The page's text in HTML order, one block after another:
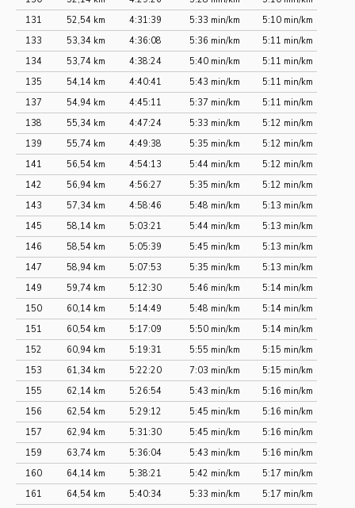
131
52,54 km 4:31:39 5:33 min/km
5:10 min/km
133
53,34 km 4:36:08 5:36 min/km
5:11 min/km
134
53,74 km 4:38:24 5:40 min/km
5:11 min/km
135
54,14 km 4:40:41 5:43 min/km
5:11 min/km
137
54,94 km 4:45:11 5:37 min/km
5:11 min/km
138
55,34 km 4:47:24 5:33 min/km
5:12 min/km
139
55,74 km 4:49:38 5:35 min/km
5:12 min/km
141
56,54 km 4:54:13 5:44 min/km
5:12 min/km
142
56,94 km 4:56:27 5:35 min/km
5:12 min/km
143
57,34 km 4:58:46 5:48 min/km
5:13 min/km
145
58,14 km 5:03:21 5:44 min/km
5:13 min/km
146
58,54 km 5:05:39 5:45 min/km
5:13 min/km
147
58,94 km 5:07:53 5:35 min/km
5:13 min/km
149
59,74 km 5:12:30 5:46 min/km
5:14 min/km
150
60,14 km 5:14:49 5:48 min/km
5:14 min/km
151
60,54 km 5:17:09 5:50 min/km
5:14 min/km
152
60,94 km 5:19:31 5:55 min/km
5:15 min/km
153
61,34 km 5:22:20 7:03 min/km
5:15 min/km
155
62,14 km 5:26:54 5:43 min/km
5:16 min/km
156
62,54 km 5:29:12 5:45 min/km
5:16 min/km
157
62,94 km 5:31:30 5:45 min/km
5:16 min/km
159
63,74 km 5:36:04 5:43 min/km
5:16 min/km
160
64,14 km 5:38:21 5:42 min/km
5:17 min/km
161
64,54 km 5:40:34 5:33 min/km
5:17 min/km